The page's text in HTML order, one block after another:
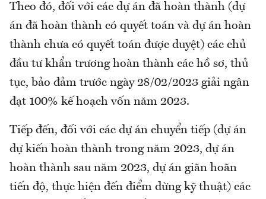
Theo đó, đối với các dự án đã hoàn thành (dự
án đã hoàn thành có quyết toán và dự án hoàn
thành chưa có quyết toán được duyệt) các chủ
đầu tư khẩn trương hoàn thành các hồ sơ, thủ
tục, bảo đảm trước ngày 28/02/2023 giải ngân
đạt 100% kế hoạch vốn năm 2023.
Tiếp đến, đối với các dự án chuyển tiếp (dự án
dự kiến hoàn thành trong năm 2023, dự án
hoàn thành sau năm 2023, dự án giãn hoãn
tiến độ, thực hiện đến điểm dừng kỹ thuật) các